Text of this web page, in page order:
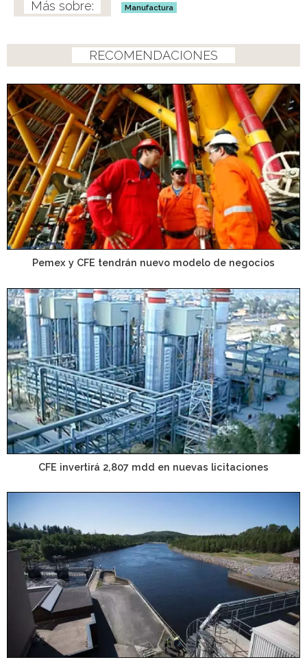
Manufactura
RECOMENDACIONES
Pemex y CFE tendrán nuevo modelo de negocios
CFE invertirá 2,807 mdd en nuevas licitaciones